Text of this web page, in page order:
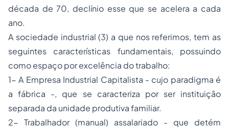
década de 70, declínio esse que se acelera a cada
ano.
A sociedade industrial (3) a que nos referimos, tem as
seguintes características fundamentais, possuindo
como espaço por excelência do trabalho:
1- A Empresa Industrial Capitalista - cujo paradigma é
a fábrica -, que se caracteriza por ser instituição
separada da unidade produtiva familiar.
2- Trabalhador (manual) assalariado - que detém